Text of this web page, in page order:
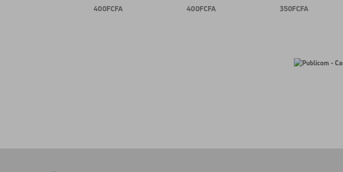
400 FCFA 400 FCFA 350 FCFA